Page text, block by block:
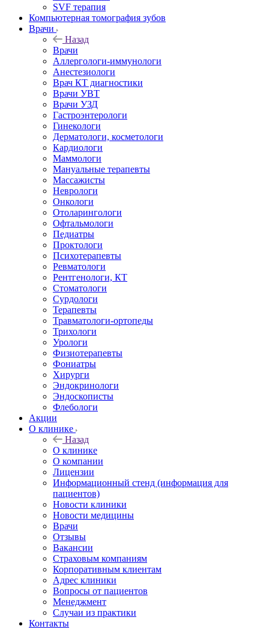
SVF терапия
Компьютерная томография зубов
Врачи
Назад
Врачи
Аллергологи-иммунологи
Анестезиологи
Врач КТ диагностики
Врачи УВТ
Врачи УЗД
Гастроэнтерологи
Гинекологи
Дерматологи, косметологи
Кардиологи
Маммологи
Мануальные терапевты
Массажисты
Неврологи
Онкологи
Отоларингологи
Офтальмологи
Педиатры
Проктологи
Психотерапевты
Ревматологи
Рентгенологи, КТ
Стоматологи
Сурдологи
Терапевты
Травматологи-ортопеды
Трихологи
Урологи
Физиотерапевты
Фониатры
Хирурги
Эндокринологи
Эндоскописты
Флебологи
Акции
О клинике
Назад
О клинике
О компании
Лицензии
Информационный стенд (информация для
пациентов)
Новости клиники
Новости медицины
Врачи
Отзывы
Вакансии
Страховым компаниям
Корпоративным клиентам
Адрес клиники
Вопросы от пациентов
Менеджмент
Случаи из практики
Контакты